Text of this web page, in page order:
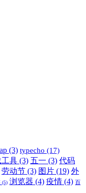
(3) typecho (17)
具 (3) 五一 (3) 代码
劳动节 (3) 图片 (19) 外
(5) 浏览器 (4) 疫情 (4) 百